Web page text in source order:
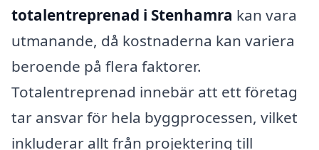
totalentreprenad i Stenhamra kan vara
utmanande, då kostnaderna kan variera
beroende på flera faktorer.
Totalentreprenad innebär att ett företag
tar ansvar för hela byggprocessen, vilket
inkluderar allt från projektering till